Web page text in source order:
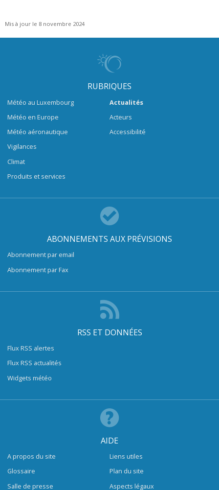
Mis à jour le 8 novembre 2024
RUBRIQUES
Météo au Luxembourg
Météo en Europe
Météo aéronautique
Vigilances
Climat
Produits et services
Actualités
Acteurs
Accessibilité
ABONNEMENTS AUX PRÉVISIONS
Abonnement par email
Abonnement par Fax
RSS ET DONNÉES
Flux RSS alertes
Flux RSS actualités
Widgets météo
AIDE
A propos du site
Glossaire
Salle de presse
Liens utiles
Plan du site
Aspects légaux